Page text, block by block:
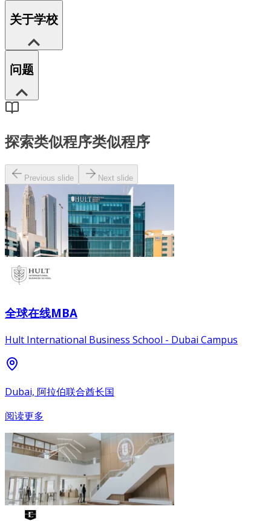
关于学校
问题
探索类似程序类似程序
Previous slide Next slide
全球在线MBA
Hult International Business School - Dubai Campus
Dubai, 阿拉伯联合酋长国
阅读更多